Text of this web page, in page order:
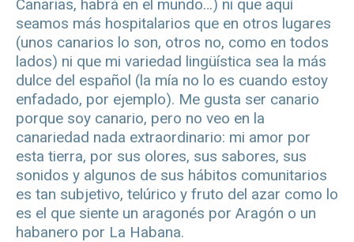
Canarias, habrá en el mundo…) ni que aquí
seamos más hospitalarios que en otros lugares
(unos canarios lo son, otros no, como en todos
lados) ni que mi variedad lingüística sea la más
dulce del español (la mía no lo es cuando estoy
enfadado, por ejemplo). Me gusta ser canario
porque soy canario, pero no veo en la
canariedad nada extraordinario: mi amor por
esta tierra, por sus olores, sus sabores, sus
sonidos y algunos de sus hábitos comunitarios
es tan subjetivo, telúrico y fruto del azar como lo
es el que siente un aragonés por Aragón o un
habanero por La Habana.